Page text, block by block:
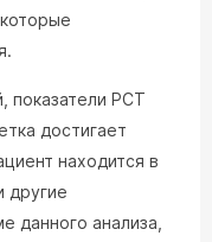
показатели РСТ
достигает
находится в
другие
данного анализа,